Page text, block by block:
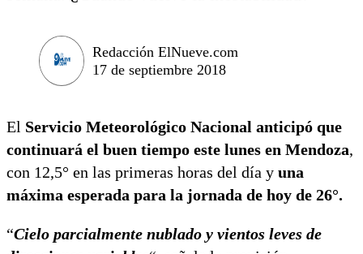
Redacción ElNueve.com
17 de septiembre 2018
El Servicio Meteorológico Nacional anticipó que
continuará el buen tiempo este lunes en Mendoza,
con 12,5° en las primeras horas del día y una
máxima esperada para la jornada de hoy de 26°.
“Cielo parcialmente nublado y vientos leves de